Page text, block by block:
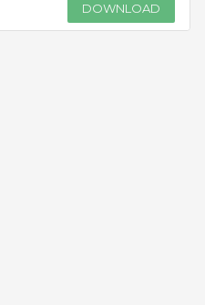
DOWNLOAD